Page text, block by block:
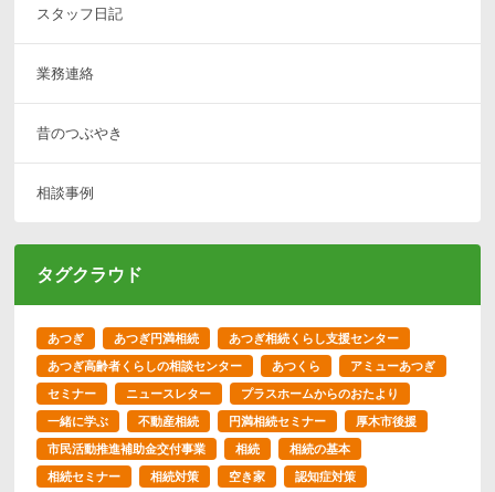
スタッフ日記
業務連絡
昔のつぶやき
相談事例
タグクラウド
あつぎ あつぎ円満相続 あつぎ相続くらし支援センター
あつぎ高齢者くらしの相談センター あつくら アミューあつぎ
セミナー ニュースレター プラスホームからのおたより
一緒に学ぶ 不動産相続 円満相続セミナー 厚木市後援
市民活動推進補助金交付事業 相続 相続の基本
相続セミナー 相続対策 空き家 認知症対策